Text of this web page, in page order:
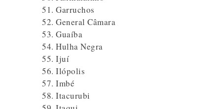
Garruchos
General Câmara
Guaíba
Hulha Negra
Ijuí
Ilópolis
Imbé
Itacurubi